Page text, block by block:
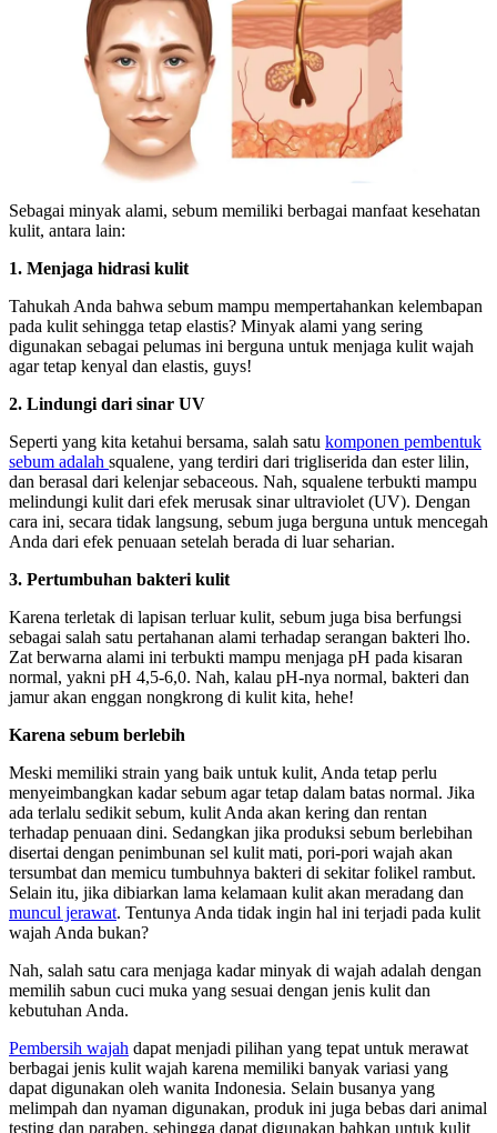
Sebagai minyak alami, sebum memiliki berbagai manfaat kesehatan
kulit, antara lain:
1. Menjaga hidrasi kulit
Tahukah Anda bahwa sebum mampu mempertahankan kelembapan
pada kulit sehingga tetap elastis? Minyak alami yang sering
digunakan sebagai pelumas ini berguna untuk menjaga kulit wajah
agar tetap kenyal dan elastis, guys!
2. Lindungi dari sinar UV
Seperti yang kita ketahui bersama, salah satu komponen pembentuk
sebum adalah squalene, yang terdiri dari trigliserida dan ester lilin,
dan berasal dari kelenjar sebaceous. Nah, squalene terbukti mampu
melindungi kulit dari efek merusak sinar ultraviolet (UV). Dengan
cara ini, secara tidak langsung, sebum juga berguna untuk mencegah
Anda dari efek penuaan setelah berada di luar seharian.
3. Pertumbuhan bakteri kulit
Karena terletak di lapisan terluar kulit, sebum juga bisa berfungsi
sebagai salah satu pertahanan alami terhadap serangan bakteri lho.
Zat berwarna alami ini terbukti mampu menjaga pH pada kisaran
normal, yakni pH 4,5-6,0. Nah, kalau pH-nya normal, bakteri dan
jamur akan enggan nongkrong di kulit kita, hehe!
Karena sebum berlebih
Meski memiliki strain yang baik untuk kulit, Anda tetap perlu
menyeimbangkan kadar sebum agar tetap dalam batas normal. Jika
ada terlalu sedikit sebum, kulit Anda akan kering dan rentan
terhadap penuaan dini. Sedangkan jika produksi sebum berlebihan
disertai dengan penimbunan sel kulit mati, pori-pori wajah akan
tersumbat dan memicu tumbuhnya bakteri di sekitar folikel rambut.
Selain itu, jika dibiarkan lama kelamaan kulit akan meradang dan
muncul jerawat. Tentunya Anda tidak ingin hal ini terjadi pada kulit
wajah Anda bukan?
Nah, salah satu cara menjaga kadar minyak di wajah adalah dengan
memilih sabun cuci muka yang sesuai dengan jenis kulit dan
kebutuhan Anda.
Pembersih wajah dapat menjadi pilihan yang tepat untuk merawat
berbagai jenis kulit wajah karena memiliki banyak variasi yang
dapat digunakan oleh wanita Indonesia. Selain busanya yang
melimpah dan nyaman digunakan, produk ini juga bebas dari animal
testing dan paraben, sehingga dapat digunakan bahkan untuk kulit